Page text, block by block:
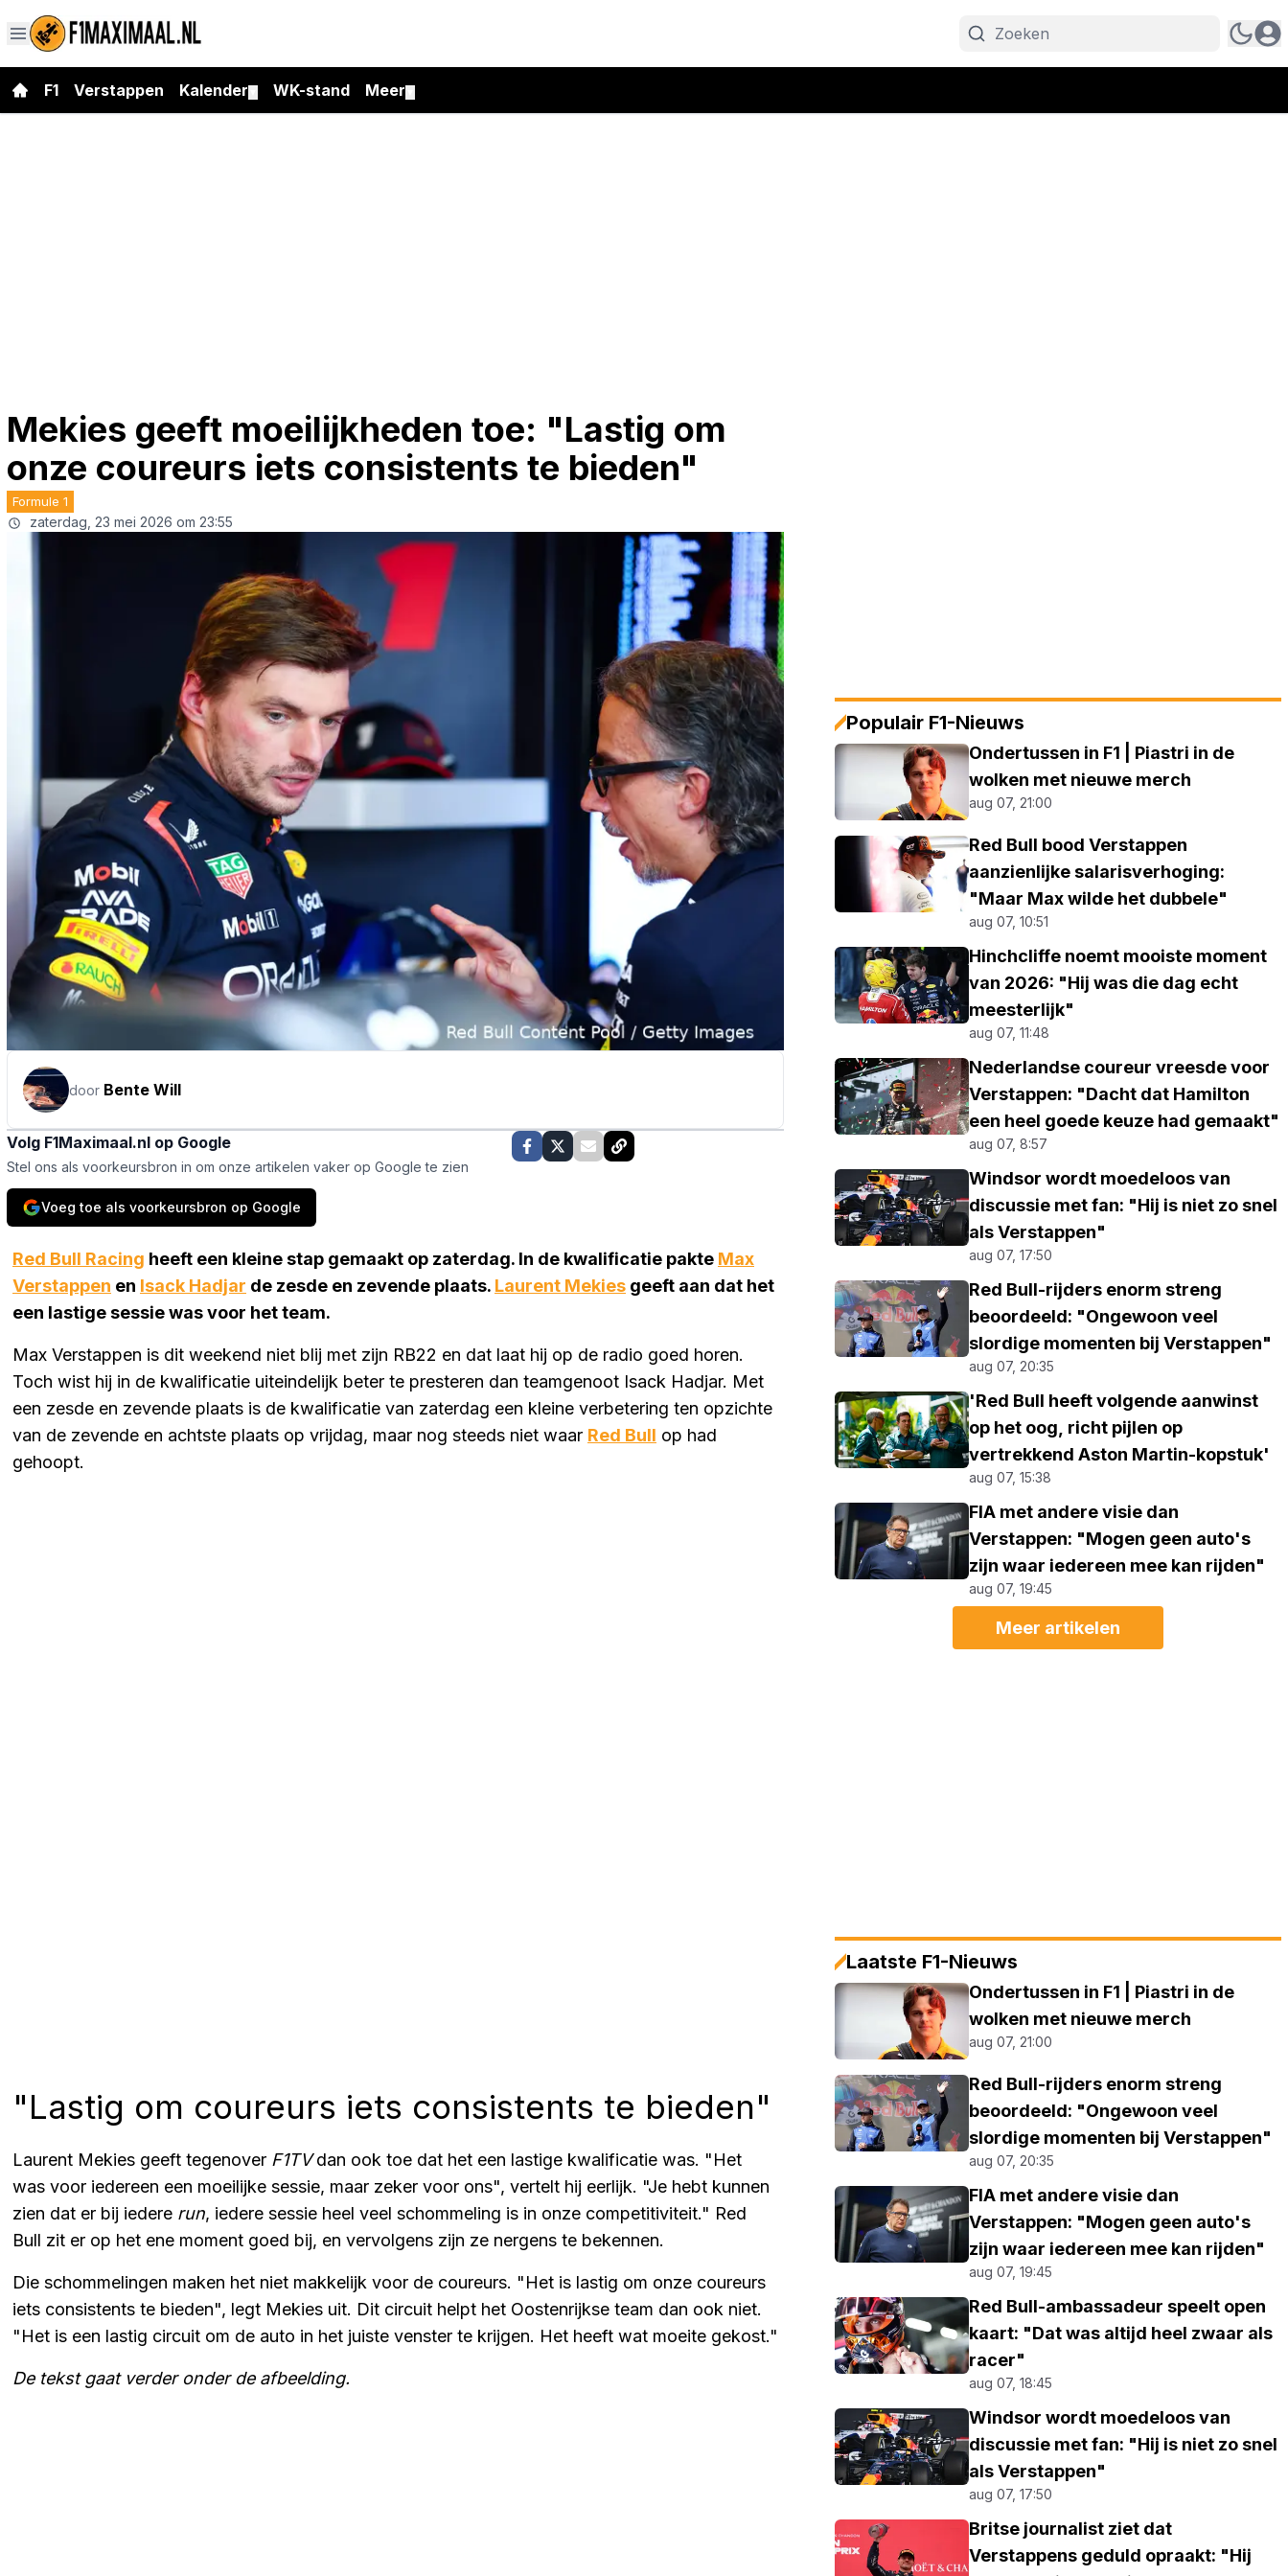
F1 Verstappen Kalender WK-stand Meer
Mekies geeft moeilijkheden toe: "Lastig om
onze coureurs iets consistents te bieden"
Formule 1
zaterdag, 23 mei 2026 om 23:55
door Bente Will
Volg F1Maximaal.nl op Google
Stel ons als voorkeursbron in om onze artikelen vaker op Google te zien
Voeg toe als voorkeursbron op Google
Red Bull Racing heeft een kleine stap gemaakt op zaterdag. In de kwalificatie pakte Max
Verstappen en Isack Hadjar de zesde en zevende plaats. Laurent Mekies geeft aan dat het
een lastige sessie was voor het team.
Max Verstappen is dit weekend niet blij met zijn RB22 en dat laat hij op de radio goed horen.
Toch wist hij in de kwalificatie uiteindelijk beter te presteren dan teamgenoot Isack Hadjar. Met
een zesde en zevende plaats is de kwalificatie van zaterdag een kleine verbetering ten opzichte
van de zevende en achtste plaats op vrijdag, maar nog steeds niet waar Red Bull op had
gehoopt.
"Lastig om coureurs iets consistents te bieden"
Laurent Mekies geeft tegenover F1TVdan ook toe dat het een lastige kwalificatie was. "Het
was voor iedereen een moeilijke sessie, maar zeker voor ons", vertelt hij eerlijk. "Je hebt kunnen
zien dat er bij iedere run, iedere sessie heel veel schommeling is in onze competitiviteit." Red
Bull zit er op het ene moment goed bij, en vervolgens zijn ze nergens te bekennen.
Die schommelingen maken het niet makkelijk voor de coureurs. "Het is lastig om onze coureurs
iets consistents te bieden", legt Mekies uit. Dit circuit helpt het Oostenrijkse team dan ook niet.
"Het is een lastig circuit om de auto in het juiste venster te krijgen. Het heeft wat moeite gekost."
De tekst gaat verder onder de afbeelding.
Populair F1-Nieuws
Ondertussen in F1 | Piastri in de
wolken met nieuwe merch
aug 07, 21:00
Red Bull bood Verstappen
aanzienlijke salarisverhoging:
"Maar Max wilde het dubbele"
aug 07, 10:51
Hinchcliffe noemt mooiste moment
van 2026: "Hij was die dag echt
meesterlijk"
aug 07, 11:48
Nederlandse coureur vreesde voor
Verstappen: "Dacht dat Hamilton
een heel goede keuze had gemaakt"
aug 07, 8:57
Windsor wordt moedeloos van
discussie met fan: "Hij is niet zo snel
als Verstappen"
aug 07, 17:50
Red Bull-rijders enorm streng
beoordeeld: "Ongewoon veel
slordige momenten bij Verstappen"
aug 07, 20:35
'Red Bull heeft volgende aanwinst
op het oog, richt pijlen op
vertrekkend Aston Martin-kopstuk'
aug 07, 15:38
FIA met andere visie dan
Verstappen: "Mogen geen auto's
zijn waar iedereen mee kan rijden"
aug 07, 19:45
Meer artikelen
Laatste F1-Nieuws
Ondertussen in F1 | Piastri in de
wolken met nieuwe merch
aug 07, 21:00
Red Bull-rijders enorm streng
beoordeeld: "Ongewoon veel
slordige momenten bij Verstappen"
aug 07, 20:35
FIA met andere visie dan
Verstappen: "Mogen geen auto's
zijn waar iedereen mee kan rijden"
aug 07, 19:45
Red Bull-ambassadeur speelt open
kaart: "Dat was altijd heel zwaar als
racer"
aug 07, 18:45
Windsor wordt moedeloos van
discussie met fan: "Hij is niet zo snel
als Verstappen"
aug 07, 17:50
Britse journalist ziet dat
Verstappens geduld opraakt: "Hij